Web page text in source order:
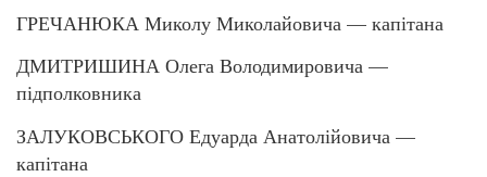
ГРЕЧАНЮКА Миколу Миколайовича — капітана
ДМИТРИШИНА Олега Володимировича —
підполковника
ЗАЛУКОВСЬКОГО Едуарда Анатолійовича —
капітана